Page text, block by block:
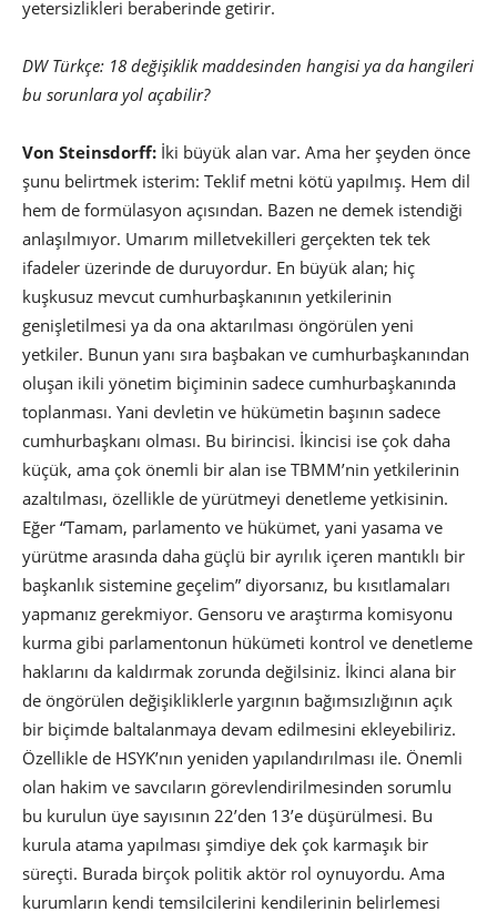
yetersizlikleri beraberinde getirir.
DW Türkçe: 18 değişiklik maddesinden hangisi ya da hangileri
bu sorunlara yol açabilir?
Von Steinsdorff: İki büyük alan var. Ama her şeyden önce
şunu belirtmek isterim: Teklif metni kötü yapılmış. Hem dil
hem de formülasyon açısından. Bazen ne demek istendiği
anlaşılmıyor. Umarım milletvekilleri gerçekten tek tek
ifadeler üzerinde de duruyordur. En büyük alan; hiç
kuşkusuz mevcut cumhurbaşkanının yetkilerinin
genişletilmesi ya da ona aktarılması öngörülen yeni
yetkiler. Bunun yanı sıra başbakan ve cumhurbaşkanından
oluşan ikili yönetim biçiminin sadece cumhurbaşkanında
toplanması. Yani devletin ve hükümetin başının sadece
cumhurbaşkanı olması. Bu birincisi. İkincisi ise çok daha
küçük, ama çok önemli bir alan ise TBMM’nin yetkilerinin
azaltılması, özellikle de yürütmeyi denetleme yetkisinin.
Eğer “Tamam, parlamento ve hükümet, yani yasama ve
yürütme arasında daha güçlü bir ayrılık içeren mantıklı bir
başkanlık sistemine geçelim” diyorsanız, bu kısıtlamaları
yapmanız gerekmiyor. Gensoru ve araştırma komisyonu
kurma gibi parlamentonun hükümeti kontrol ve denetleme
haklarını da kaldırmak zorunda değilsiniz. İkinci alana bir
de öngörülen değişikliklerle yargının bağımsızlığının açık
bir biçimde baltalanmaya devam edilmesini ekleyebiliriz.
Özellikle de HSYK’nın yeniden yapılandırılması ile. Önemli
olan hakim ve savcıların görevlendirilmesinden sorumlu
bu kurulun üye sayısının 22’den 13’e düşürülmesi. Bu
kurula atama yapılması şimdiye dek çok karmaşık bir
süreçti. Burada birçok politik aktör rol oynuyordu. Ama
kurumların kendi temsilcilerini kendilerinin belirlemesi